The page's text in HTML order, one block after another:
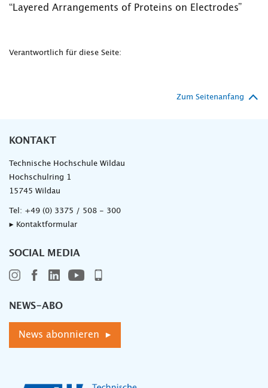
TH Online-Portal Personensuche English
“Layered Arrangements of Proteins on Electrodes”
Verantwortlich für diese Seite:
Zum Seitenanfang
KONTAKT
Technische Hochschule Wildau
Hochschulring 1
15745 Wildau
Tel: +49 (0) 3375 / 508 - 300
▸ Kontaktformular
SOCIAL MEDIA
NEWS-ABO
News abonnieren ▸